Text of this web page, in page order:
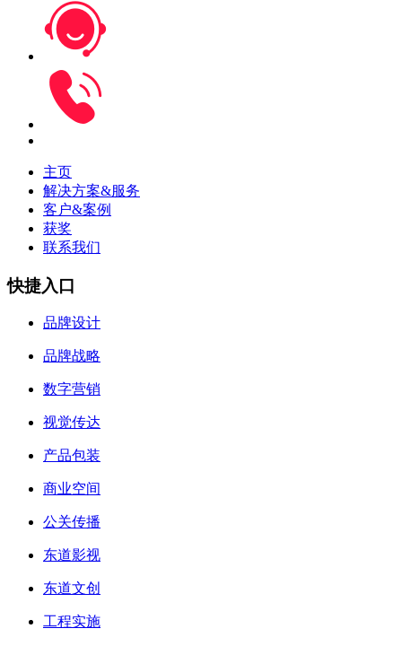
主页
解决方案&服务
客户&案例
获奖
联系我们
快捷入口
品牌设计
品牌战略
数字营销
视觉传达
产品包装
商业空间
公关传播
东道影视
东道文创
工程实施